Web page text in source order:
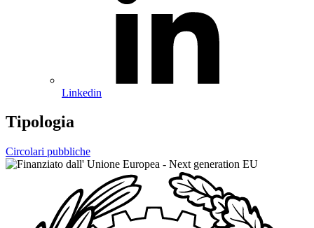
Linkedin
Tipologia
Circolari pubbliche